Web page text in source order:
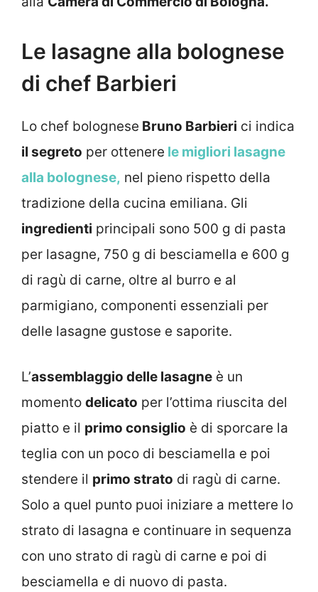
Le lasagne alla bolognese
di chef Barbieri
Lo chef bolognese Bruno Barbieri ci indica
il segreto per ottenere le migliori lasagne
alla bolognese, nel pieno rispetto della
tradizione della cucina emiliana. Gli
ingredienti principali sono 500 g di pasta
per lasagne, 750 g di besciamella e 600 g
di ragù di carne, oltre al burro e al
parmigiano, componenti essenziali per
delle lasagne gustose e saporite.
L’assemblaggio delle lasagne è un
momento delicato per l’ottima riuscita del
piatto e il primo consiglio è di sporcare la
teglia con un poco di besciamella e poi
stendere il primo strato di ragù di carne.
Solo a quel punto puoi iniziare a mettere lo
strato di lasagna e continuare in sequenza
con uno strato di ragù di carne e poi di
besciamella e di nuovo di pasta.